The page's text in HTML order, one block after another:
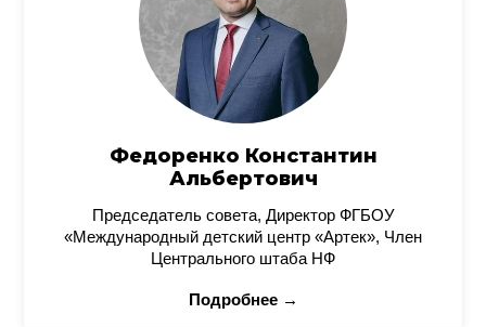
Федоренко Константин
Альбертович
Председатель совета, Директор ФГБОУ
«Международный детский центр «Артек», Член
Центрального штаба НФ
Подробнее →